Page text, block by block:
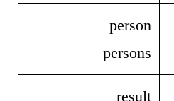
person
persons
result